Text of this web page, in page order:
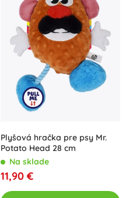
Plyšová hračka pre psy Mr.
Potato Head 28 cm
Na sklade
11,90 €